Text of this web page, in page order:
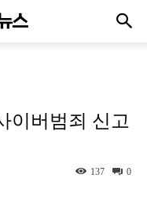
이버범죄 신고
0
137